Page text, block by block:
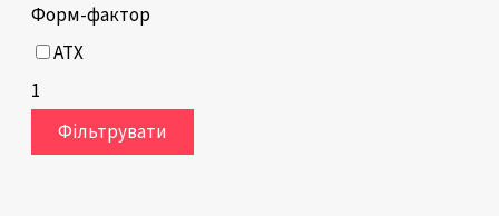
Форм-фактор
ATX
1
Фільтрувати